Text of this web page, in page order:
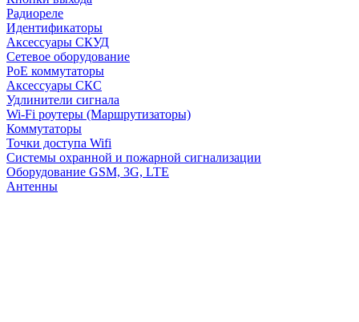
Радиореле
Идентификаторы
Аксессуары СКУД
Сетевое оборудование
PoE коммутаторы
Аксессуары СКС
Удлинители сигнала
Wi-Fi роутеры (Маршрутизаторы)
Коммутаторы
Точки доступа Wifi
Системы охранной и пожарной сигнализации
Оборудование GSM, 3G, LTE
Антенны